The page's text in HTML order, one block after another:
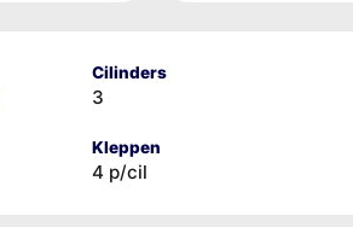
Cilinders
3
Kleppen
4 p/cil